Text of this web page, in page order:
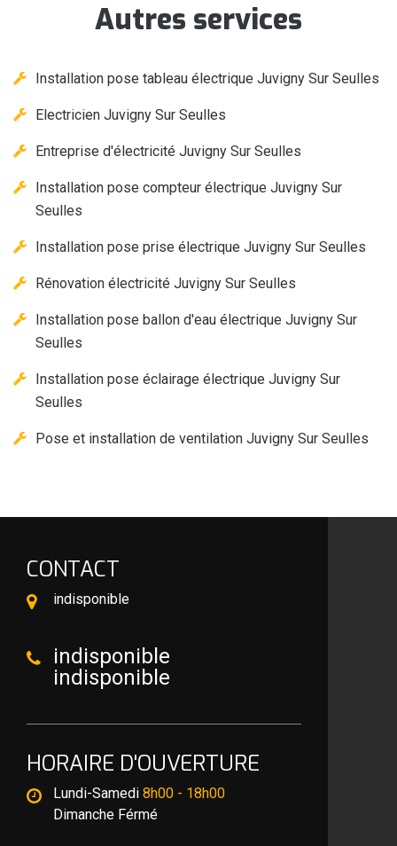
Autres services
Installation pose tableau électrique Juvigny Sur Seulles
Electricien Juvigny Sur Seulles
Entreprise d'électricité Juvigny Sur Seulles
Installation pose compteur électrique Juvigny Sur
Seulles
Installation pose prise électrique Juvigny Sur Seulles
Rénovation électricité Juvigny Sur Seulles
Installation pose ballon d'eau électrique Juvigny Sur
Seulles
Installation pose éclairage électrique Juvigny Sur
Seulles
Pose et installation de ventilation Juvigny Sur Seulles
CONTACT
indisponible
indisponible
indisponible
HORAIRE D'OUVERTURE
Lundi-Samedi 8h00 - 18h00
Dimanche Férmé